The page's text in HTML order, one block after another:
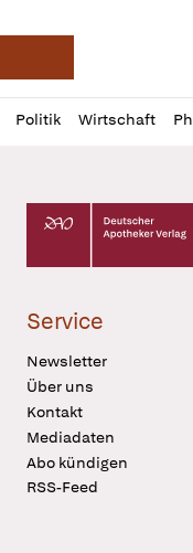
Deutsche
Politik Wirtschaft
Profil
öffnen
Daz
Pur
Deutscher
Service
Newsletter
Über uns
Kontakt
Mediadaten
Abo kündigen
RSS-Feed